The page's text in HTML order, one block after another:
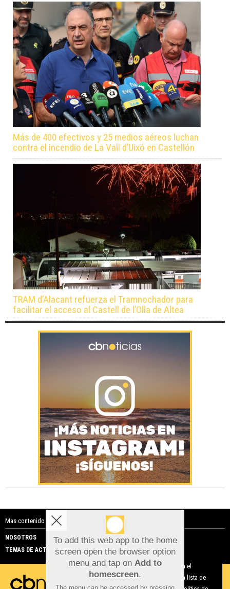
Más de 400 efectivos y 25 medios aéreos luchan
contra el incendio de La Vall d’Uixó en Castellón
TRAM d’Alacant refuerza el Tramnochador para
facilitar el acceso al Castell de l’Olla de Altea
Mas contenido de Costa Blanca Noticias:
NOSOTROS
PUBLICIDAD
TEMAS DE ACTUALIDAD
To add this web app to the home
screen open the browser option
menu and tap on Add to
homescreen.
Aviso sobre el Uso de cookies:
Utilizamos cookies nuestras y de terceros para el
funcionamiento del digital. Puedes consultar la lista de